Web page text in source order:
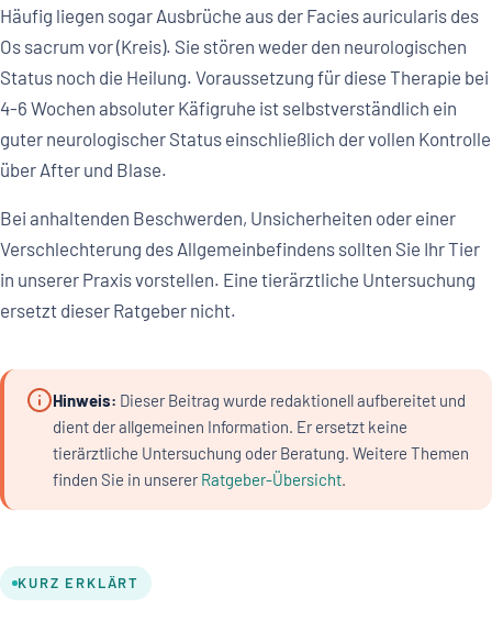
Häufig liegen sogar Ausbrüche aus der Facies auricularis des
Os sacrum vor (Kreis). Sie stören weder den neurologischen
Status noch die Heilung. Voraussetzung für diese Therapie bei
4-6 Wochen absoluter Käfigruhe ist selbstverständlich ein
guter neurologischer Status einschließlich der vollen Kontrolle
über After und Blase.
Bei anhaltenden Beschwerden, Unsicherheiten oder einer
Verschlechterung des Allgemeinbefindens sollten Sie Ihr Tier
in unserer Praxis vorstellen. Eine tierärztliche Untersuchung
ersetzt dieser Ratgeber nicht.
Hinweis: Dieser Beitrag wurde redaktionell aufbereitet und
dient der allgemeinen Information. Er ersetzt keine
tierärztliche Untersuchung oder Beratung. Weitere Themen
finden Sie in unserer Ratgeber-Übersicht.
KURZ ERKLÄRT